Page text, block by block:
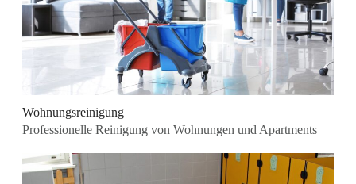
Wohnungsreinigung
Professionelle Reinigung von Wohnungen und Apartments